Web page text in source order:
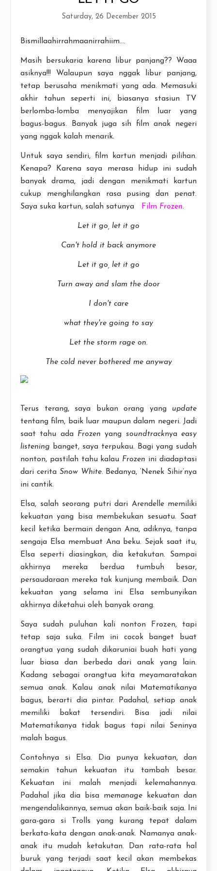
Saturday, 26 December 2015
Bismillaahirrahmaanirrahiim....
Masih bersukaria karena libur panjang?? Waaa
asiknya!!! Walaupun saya nggak libur panjang,
tetap berusaha menikmati yang ada. Memasuki
akhir tahun seperti ini, biasanya stasiun TV
berlomba-lomba menyajikan film luar yang
bagus-bagus. Banyak juga sih film anak negeri
yang nggak kalah menarik.
Untuk saya sendiri, film kartun menjadi pilihan.
Kenapa? Karena saya merasa hidup ini sudah
banyak drama, jadi dengan menikmati kartun
cukup menghilangkan rasa pusing dan penat.
Saya suka kartun, salah satunya
Film Frozen.
Let it go, let it go
Can't hold it back anymore
Let it go, let it go
Turn away and slam the door
I don't care
what they're going to say
Let the storm rage on.
The cold never bothered me anyway
Terus terang, saya bukan orang yang update
tentang film, baik luar maupun dalam negeri. Jadi
saat tahu ada Frozen yang soundtracknyaeasy
listening banget, saya terpukau. Bagi yang sudah
nonton, pastilah tahu kalau Frozen ini diadaptasi
dari cerita Snow White. Bedanya, ‘Nenek Sihir’nya
ini cantik.
Elsa, salah seorang putri dari Arendelle memiliki
kekuatan yang bisa membekukan sesuatu. Saat
kecil ketika bermain dengan Ana, adiknya, tanpa
sengaja Elsa membuat Ana beku. Sejak saat itu,
Elsa seperti diasingkan, dia ketakutan. Sampai
akhirnya mereka berdua tumbuh besar,
persaudaraan mereka tak kunjung membaik. Dan
kekuatan yang selama ini Elsa sembunyikan
akhirnya diketahui oleh banyak orang.
Saya sudah puluhan kali nonton Frozen, tapi
tetap saja suka. Film ini cocok banget buat
orangtua yang sudah dikaruniai buah hati yang
luar biasa dan berbeda dari anak yang lain.
Kadang sebagai orangtua kita meyamaratakan
semua anak. Kalau anak nilai Matematikanya
bagus, berarti dia pintar. Padahal, setiap anak
memiliki bakat tersendiri. Bisa jadi nilai
Matematikanya tidak bagus tapi nilai Seninya
malah bagus.
Contohnya si Elsa. Dia punya kekuatan, dan
semakin tahun kekuatan itu tambah besar.
Kekuatan ini malah menjadi kelemahannya.
Padahal jika dia bisa memanage kekuatan dan
mengendalikannya, semua akan baik-baik saja. Ini
gara-gara si Trolls yang kurang tepat dalam
berkata-kata dengan anak-anak. Namanya anak-
anak itu mudah ketakutan. Dan rata-rata hal
buruk yang terjadi saat kecil akan membekas